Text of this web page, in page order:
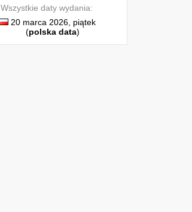
Wszystkie daty wydania:
20 marca 2026, piątek
(polska data)